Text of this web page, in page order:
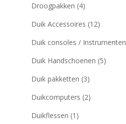
Droogpakken (4)
Duik Accessoires (12)
Duik consoles / Instrumenten
Duik Handschoenen (5)
Duik pakketten (3)
Duikcomputers (2)
Duikflessen (1)